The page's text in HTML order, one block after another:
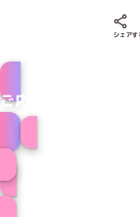
シェアす
ご応募はこちら